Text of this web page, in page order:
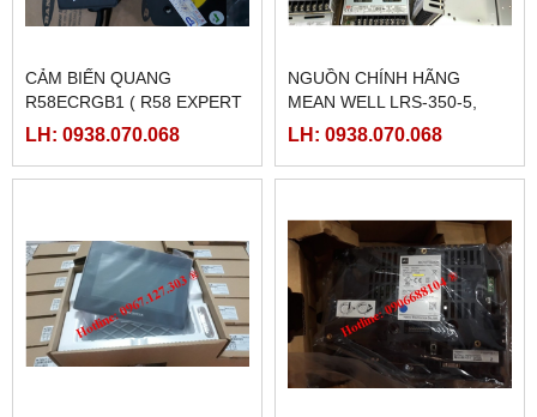
CẢM BIẾN QUANG
R58ECRGB1 ( R58 EXPERT
BANNER)
LH: 0938.070.068
NGUỒN CHÍNH HÃNG
MEAN WELL LRS-350-5,
LRS-350-12, LRS-350-24,
LRS-350-48
LH: 0938.070.068